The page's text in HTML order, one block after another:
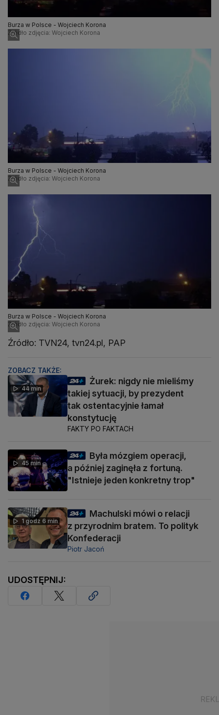
Burza w Polsce - Wojciech Korona
Źródło zdjęcia: Wojciech Korona
Burza w Polsce - Wojciech Korona
Źródło zdjęcia: Wojciech Korona
Burza w Polsce - Wojciech Korona
Źródło zdjęcia: Wojciech Korona
Źródło: TVN24, tvn24.pl, PAP
ZOBACZ TAKŻE:
44 min
Żurek: nigdy nie mieliśmy
takiej sytuacji, by prezydent
tak ostentacyjnie łamał
konstytucję
FAKTY PO FAKTACH
45 min
Była mózgiem operacji,
a później zaginęła z fortuną.
"Istnieje jeden konkretny trop"
1 godz 6 min
Machulski mówi o relacji
z przyrodnim bratem. To polityk
Konfederacji
Piotr Jacoń
UDOSTĘPNIJ: